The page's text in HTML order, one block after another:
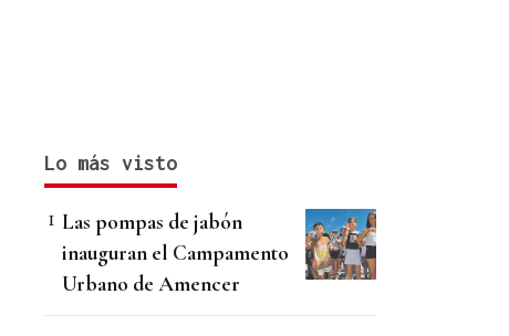
Lo más visto
Las pompas de jabón
inauguran el Campamento
Urbano de Amencer